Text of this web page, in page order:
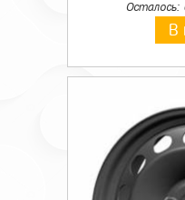
Осталось:
В